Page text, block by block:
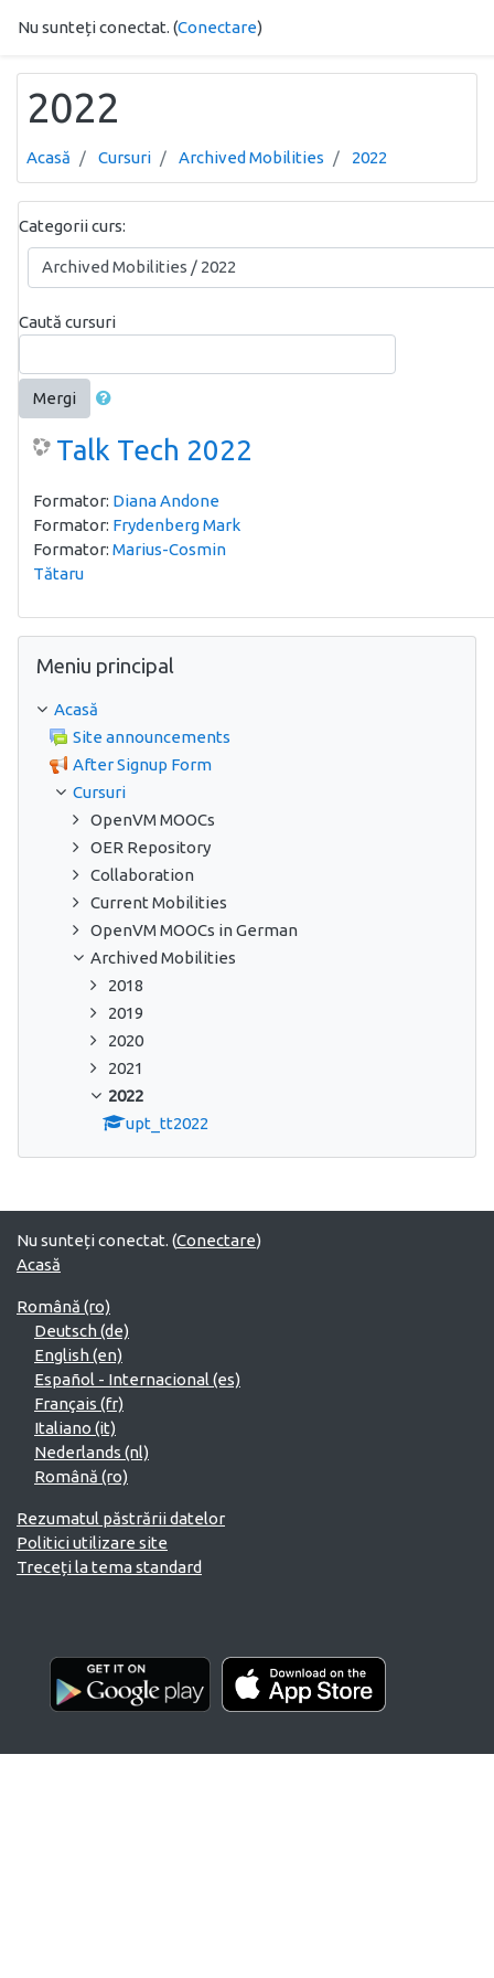
Nu sunteți conectat. (Conectare)
2022
Acasă Cursuri Archived Mobilities 2022
Categorii curs:
Caută cursuri
Mergi
Talk Tech 2022
Formator: Diana Andone
Formator: Frydenberg Mark
Formator: Marius-Cosmin
Tătaru
Meniu principal
Acasă
Site announcements
After Signup Form
Cursuri
OpenVM MOOCs
OER Repository
Collaboration
Current Mobilities
OpenVM MOOCs in German
Archived Mobilities
2018
2019
2020
2021
2022
upt_tt2022
Nu sunteți conectat. (Conectare)
Acasă
Română ‎(ro)‎
Deutsch ‎(de)‎
English ‎(en)‎
Español - Internacional ‎(es)‎
Français ‎(fr)‎
Italiano ‎(it)‎
Nederlands ‎(nl)‎
Română ‎(ro)‎
Rezumatul păstrării datelor
Politici utilizare site
Treceți la tema standard